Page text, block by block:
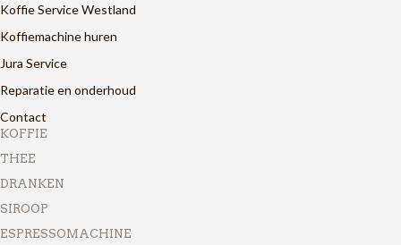
Koffie Service Westland
Koffiemachine huren
Jura Service
Reparatie en onderhoud
Contact
KOFFIE
THEE
DRANKEN
SIROOP
ESPRESSOMACHINE